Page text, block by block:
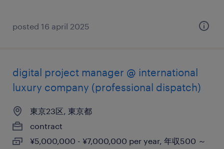
posted 16 april 2025
digital project manager @ international
luxury company (professional dispatch)
東京23区, 東京都
contract
¥5,000,000 - ¥7,000,000 per year, 年収500 ～